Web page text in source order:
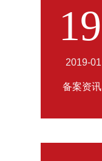
19
2019-01
备案资讯